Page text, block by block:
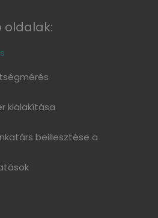
oldalak:
kialakítása
beillesztése a